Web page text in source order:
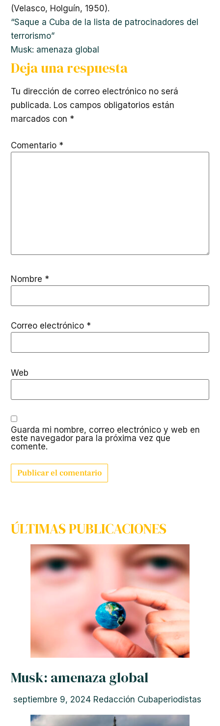
(Velasco, Holguín, 1950).
“Saque a Cuba de la lista de patrocinadores del
terrorismo”
Musk: amenaza global
Deja una respuesta
Tu dirección de correo electrónico no será
publicada. Los campos obligatorios están
marcados con *
Comentario *
Nombre *
Correo electrónico *
Web
Guarda mi nombre, correo electrónico y web en
este navegador para la próxima vez que
comente.
ÚLTIMAS PUBLICACIONES
Musk: amenaza global
septiembre 9, 2024 Redacción Cubaperiodistas